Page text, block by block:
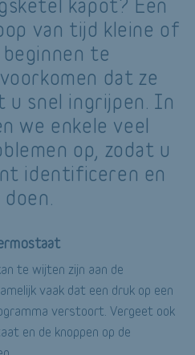
kapot? Een
van tijd kleine of
te
dat ze
u snel ingrijpen. In
we enkele veel
op, zodat u
identificeren en
te wijten zijn aan de
vaak dat een druk op een
verstoort. Vergeet ook
en de knoppen op de